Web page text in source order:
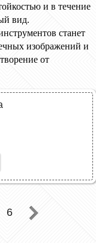
и в течение
вид.
станет
изображений и
от
6